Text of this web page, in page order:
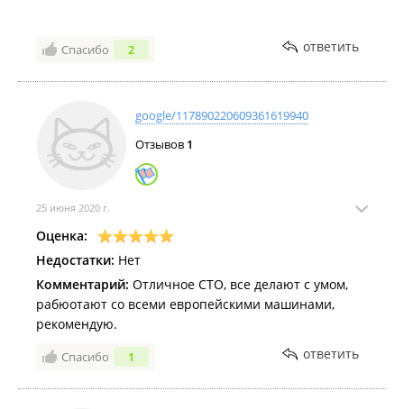
Спасибо 2 ответить
google/117890220609361619940
Отзывов 1
25 июня 2020 г.
Оценка:
Недостатки: Нет
Комментарий: Отличное СТО, все делают с умом,
рабюотают со всеми европейскими машинами,
рекомендую.
Спасибо 1 ответить